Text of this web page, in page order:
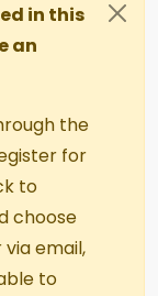
in this
an
the
for
to
choose
email,
to